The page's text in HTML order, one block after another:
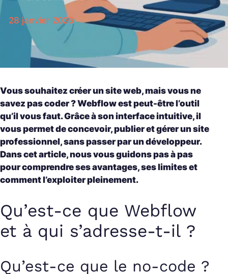
28 janvier 2026
Vous souhaitez créer un site web, mais vous ne
savez pas coder ? Webflow est peut-être l’outil
qu’il vous faut. Grâce à son interface intuitive, il
vous permet de concevoir, publier et gérer un site
professionnel, sans passer par un développeur.
Dans cet article, nous vous guidons pas à pas
pour comprendre ses avantages, ses limites et
comment l’exploiter pleinement.
Qu’est-ce que Webflow
et à qui s’adresse-t-il ?
Qu’est-ce que le no-code ?